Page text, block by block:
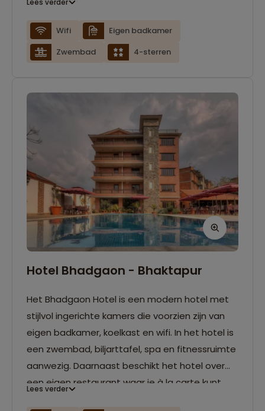
zijn voorzien van airconditioning, een eigen
badkamer en wifi.
Wifi
Eigen badkamer
Zwembad
4-sterren
Hotel Bhadgaon - Bhaktapur
Het Bhadgaon Hotel is een modern hotel met
stijlvol ingerichte kamers die voorzien zijn van
eigen badkamer, koelkast en wifi. In het hotel is
een zwembad, biljarttafel, spa en fitnessruimte
aanwezig. Daarnaast beschikt het hotel over
een eigen restaurant waar je à la carte kunt
Lees verder